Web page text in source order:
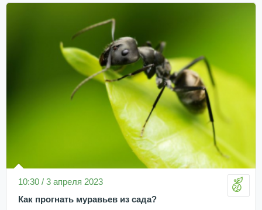
10:30 / 3 апреля 2023
Как прогнать муравьев из сада?